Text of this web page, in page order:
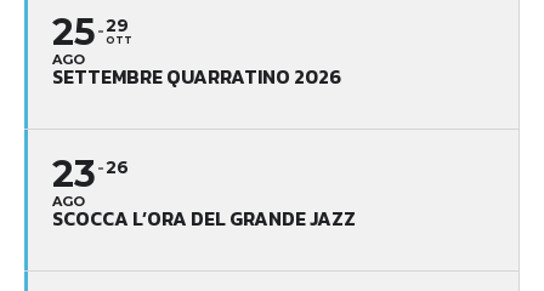
25
AGO
29
OTT
SETTEMBRE QUARRATINO 2026
23
AGO
26
SCOCCA L’ORA DEL GRANDE JAZZ